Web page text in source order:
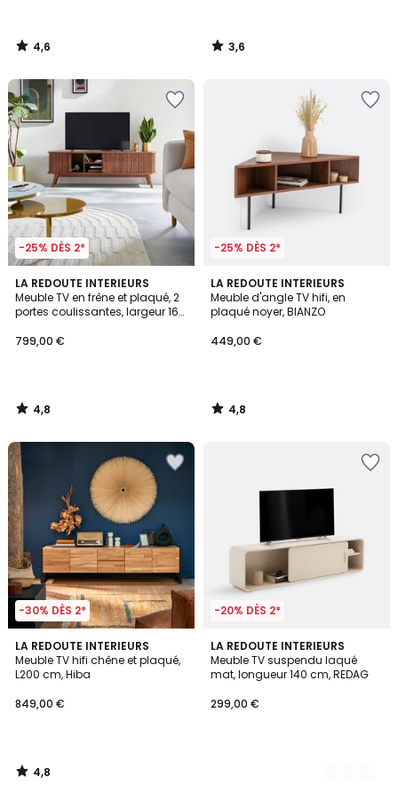
4,6
/
3,6
/
-25% DÈS 2*
LA REDOUTE INTERIEURS
Meuble TV en frêne et plaqué, 2
portes coulissantes, largeur 160
799,00 €
4,8
/ 5
4,8
/
-25% DÈS 2*
LA REDOUTE INTERIEURS
Meuble d'angle TV hifi, en
plaqué noyer, BIANZO
449,00 €
4,8
/ 5
4,8
/
-30% DÈS 2*
LA REDOUTE INTERIEURS
Meuble TV hifi chêne et plaqué,
L200 cm, Hiba
849,00 €
4,8
/ 5
4,8
/
-20% DÈS 2*
LA REDOUTE INTERIEURS
Meuble TV suspendu laqué
mat, longueur 140 cm, REDAG
299,00 €
2
Couleurs